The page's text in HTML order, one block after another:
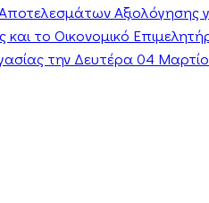
και το Οικονομικό
την Δευτέρα 04